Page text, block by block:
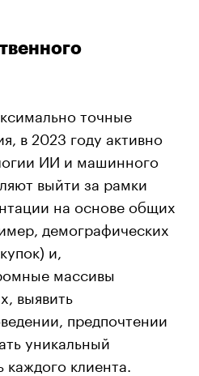
точные
в 2023 году активно
ИИ и машинного
выйти за рамки
на основе общих
демографических
и,
массивы
выявить
предпочтении
уникальный
клиента.